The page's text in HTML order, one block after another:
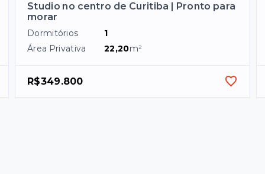
Studio no centro de Curitiba | Pronto para
morar
Dormitórios
1
Área Privativa
22,20m²
R$349.800